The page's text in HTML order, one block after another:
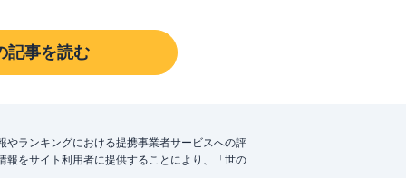
記事を読む
ランキングにおける提携事業者サービスへの評
をサイト利用者に提供することにより、「世の